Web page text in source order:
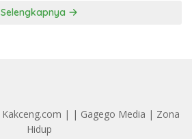
Selengkapnya
Kakceng.com | | Gagego Media | Zona
Hidup